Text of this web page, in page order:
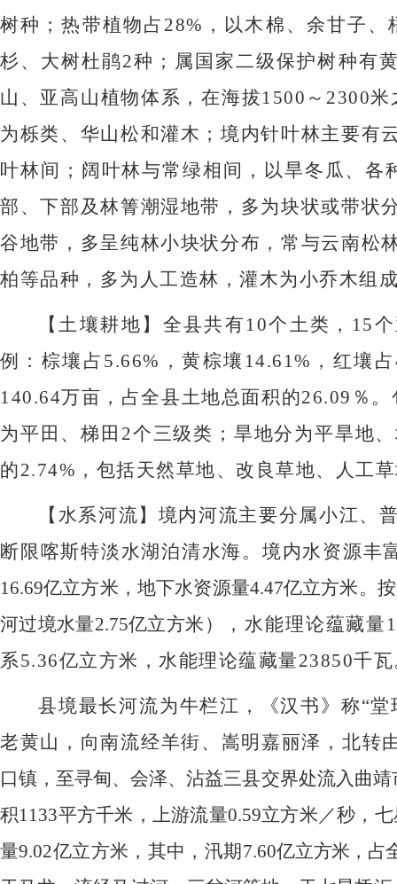
树种；热带植物占 28% ，以木棉、余甘子
杉、大树杜鹃2种；属国家二级保护树种有
山、亚高山植物体系，在海拔1500 ～ 2300米
为栎类、华山松和灌木；境内针叶林主要有
叶林间；阔叶林与常绿相间，以旱冬瓜、
部、下部及林箐潮湿地带，多为块状或带状
谷地带，多呈纯林小块状分布，常与云南松
柏等品种，多为人工造林，灌木为小乔木组
【土壤耕地】 全县共有10个土类， 15
例：棕壤占 5.66% ，黄棕壤 14.61% ，红壤占
140.64万亩，占全县土地总面积的26.09 ％
为平田、梯田 2个三级类；旱地分为平旱地
的2.74% ，包括天然草地、改良草地、人工
【水系河流】 境内河流主要分属小江、
断限喀斯特淡水湖泊清水海。境内水资源
16.69亿立方米，地下水资源量4.47亿立方米。
河过境水量2.75亿立方米 ），水能理论蕴藏量
系5.36亿立方米，水能理论蕴藏量23850千
县境最长河流为牛栏江，《汉书》称“
老黄山，向南流经羊街、嵩明嘉丽泽，北转
口镇，至寻甸、会泽、沾益三县交界处流入曲
积1133平方千米，上游流量0.59立方米／秒，
量9.02亿立方米，其中，汛期7.60亿立方米，占